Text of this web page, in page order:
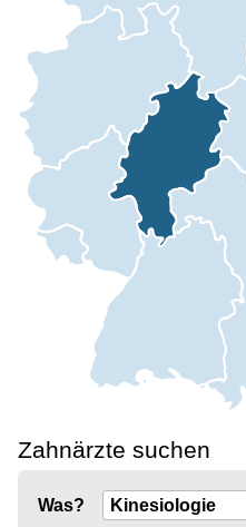
Zahnärzte suchen
Was?